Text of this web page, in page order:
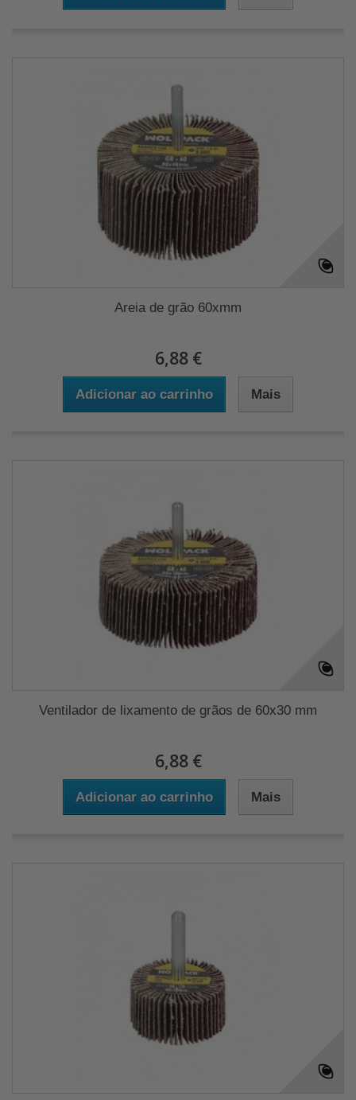
Areia de grão 60xmm
6,88 €
Adicionar ao carrinho Mais
Ventilador de lixamento de grãos de 60x30 mm
6,88 €
Adicionar ao carrinho Mais